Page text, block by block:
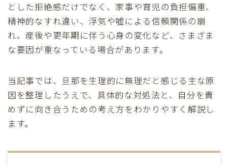
とした拒絶感だけでなく、家事や育児の負担偏重、
精神的なすれ違い、浮気や嘘による信頼関係の崩
れ、産後や更年期に伴う心身の変化など、さまざま
な要因が重なっている場合があります。
当記事では、旦那を生理的に無理だと感じる主な原
因を整理したうえで、具体的な対処法と、自分を責
めずに向き合うための考え方をわかりやすく解説し
ます。